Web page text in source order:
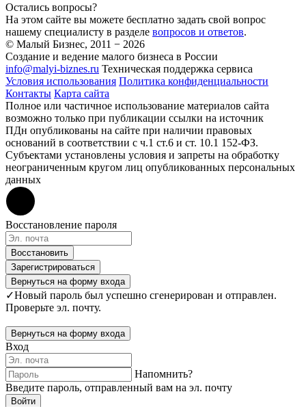
Остались вопросы?
На этом сайте вы можете бесплатно задать свой вопрос
нашему специалисту в разделе вопросов и ответов.
© Малый Бизнес, 2011 − 2026
Создание и ведение малого бизнеса в России
info@malyi-biznes.ru Техническая поддержка сервиса
Условия использования Политика конфиденциальности
Контакты Карта сайта
Полное или частичное использование материалов сайта
возможно только при публикации ссылки на источник
ПДн опубликованы на сайте при наличии правовых
оснований в соответствии с ч.1 ст.6 и ст. 10.1 152-ФЗ.
Субъектами установлены условия и запреты на обработку
неограниченным кругом лиц опубликованных персональных
данных
Восстановление пароля
Восстановить
Зарегистрироваться
Вернуться на форму входа
✓Новый пароль был успешно сгенерирован и отправлен.
Проверьте эл. почту.
Вернуться на форму входа
Вход
Напомнить?
Введите пароль, отправленный вам на эл. почту
Войти